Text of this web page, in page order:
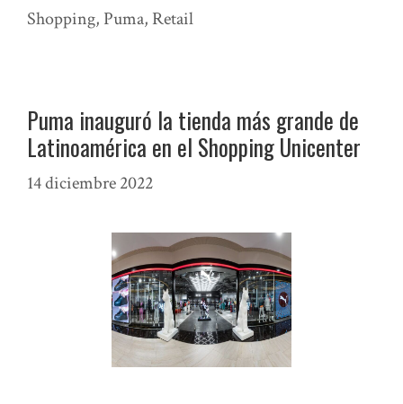
Shopping, Puma, Retail
Puma inauguró la tienda más grande de
Latinoamérica en el Shopping Unicenter
14 diciembre 2022